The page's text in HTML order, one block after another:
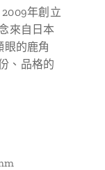
年創立
來自日本
的鹿角
、品格的